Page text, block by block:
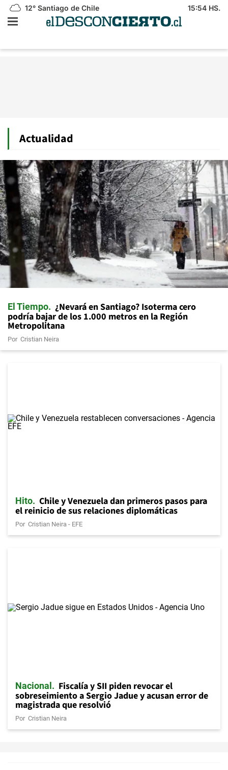
12° Santiago de Chile 15:54 HS.
Actualidad
El Tiempo ¿Nevará en Santiago? Isoterma cero
podría bajar de los 1.000 metros en la Región
Metropolitana
Por Cristian Neira
Hito Chile y Venezuela dan primeros pasos para
el reinicio de sus relaciones diplomáticas
Por Cristian Neira - EFE
Nacional Fiscalía y SII piden revocar el
sobreseimiento a Sergio Jadue y acusan error de
magistrada que resolvió
Por Cristian Neira